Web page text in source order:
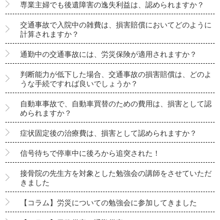
専業主婦でも後遺障害の逸失利益は、認められますか？
交通事故で入院中の雑費は、損害賠償においてどのように
計算されますか？
通勤中の交通事故には、労災保険が適用されますか？
判断能力が低下した場合、交通事故の損害賠償は、どのよ
うな手続ですれば良いでしょうか？
自動車事故で、自動車買替のための費用は、損害として認
められますか？
症状固定後の治療費は、損害として認められますか？
信号待ちで停車中に後ろから追突された！
接骨院の先生方を対象とした勉強会の講師をさせていただ
きました
【コラム】労災についての勉強会に参加してきました